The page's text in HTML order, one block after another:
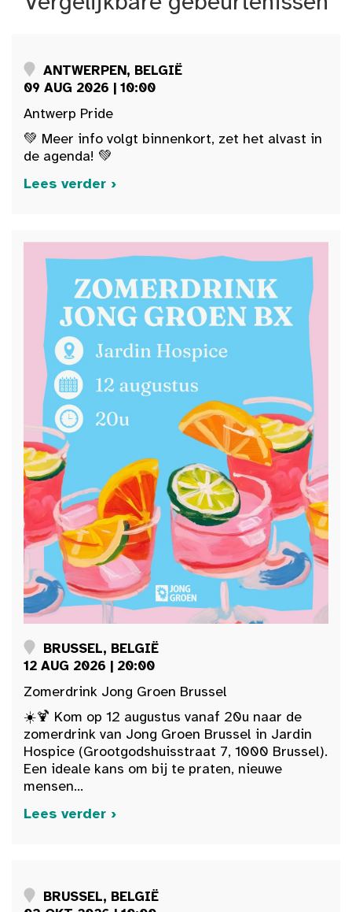
ANTWERPEN, BELGIË
09 AUG 2026 | 10:00
Antwerp Pride
💚 Meer info volgt binnenkort, zet het alvast in
de agenda! 💚
Lees verder ›
BRUSSEL, BELGIË
12 AUG 2026 | 20:00
Zomerdrink Jong Groen Brussel
☀️🍹 Kom op 12 augustus vanaf 20u naar de
zomerdrink van Jong Groen Brussel in Jardin
Hospice (Grootgodshuisstraat 7, 1000 Brussel).
Een ideale kans om bij te praten, nieuwe
mensen...
Lees verder ›
BRUSSEL, BELGIË